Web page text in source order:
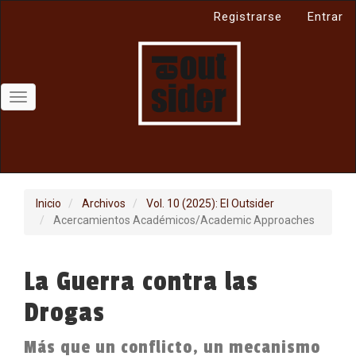
lateral
Registrarse Entrar
Toggle
navigation
Inicio Archivos
Vol. 10 (2025): El Outsider
Acercamientos Académicos/Academic Approaches
La Guerra contra las
Drogas
Más que un conflicto, un mecanismo